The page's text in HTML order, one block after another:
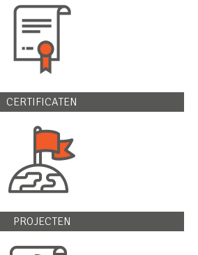
CERTIFICATEN
PROJECTEN